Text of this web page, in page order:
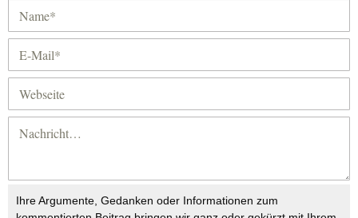
Ihre Argumente, Gedanken oder Informationen zum